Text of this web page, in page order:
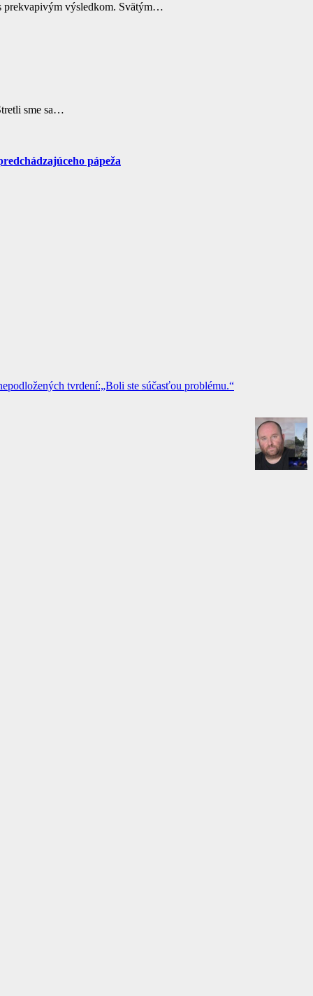
prekvapivým výsledkom. Svätým…
sme sa…
pápeža
tvrdení:„Boli ste súčasťou problému.“